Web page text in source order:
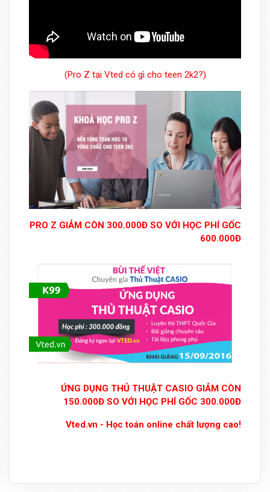
(Pro Z tại Vted có gì cho teen 2k2?)
PRO Z GIẢM CÒN 300.000Đ SO VỚI HỌC PHÍ GỐC
600.000Đ
ỨNG DỤNG THỦ THUẬT CASIO GIẢM CÒN
150.000Đ SO VỚI HỌC PHÍ GỐC 300.000Đ
Vted.vn - Học toán online chất lượng cao!